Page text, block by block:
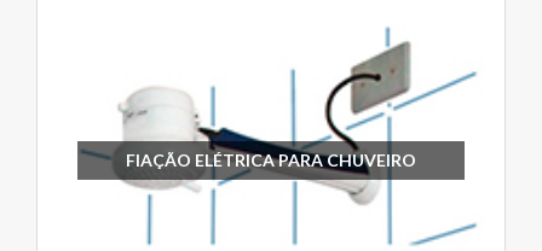
FIAÇÃO ELÉTRICA PARA CHUVEIRO